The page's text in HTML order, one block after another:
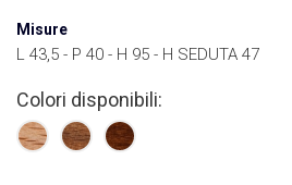
Misure
L 43,5 - P 40 - H 95 - H SEDUTA 47
Colori disponibili: